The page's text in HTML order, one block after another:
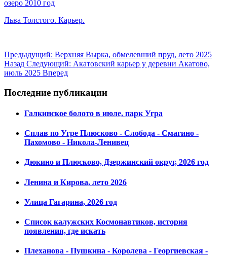
озеро 2010 год
Льва Толстого. Карьер.
Предыдущий: Верхняя Вырка, обмелевший пруд, лето 2025
Назад Следующий: Акатовский карьер у деревни Акатово,
июль 2025 Вперед
Последние публикации
Галкинское болото в июле, парк Угра
Сплав по Угре Плюсково - Слобода - Смагино -
Пахомово - Никола-Ленивец
Дюкино и Плюсково, Дзержинский округ, 2026 год
Ленина и Кирова, лето 2026
Улица Гагарина, 2026 год
Список калужских Космонавтиков, история
появления, где искать
Плеханова - Пушкина - Королева - Георгиевская -